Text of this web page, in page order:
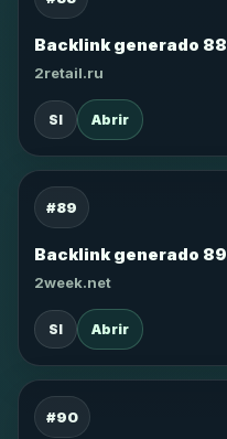
Backlink generado 88
2retail.ru
SI Abrir
#89
Backlink generado 89
2week.net
SI Abrir
#90